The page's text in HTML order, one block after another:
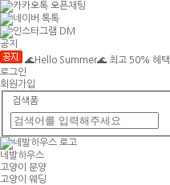
공지
🌊Hello Summer🌊 최고 50% 혜택
로그인
회원가입
검색폼
네발하우스
고양이 분양
고양이 웨딩